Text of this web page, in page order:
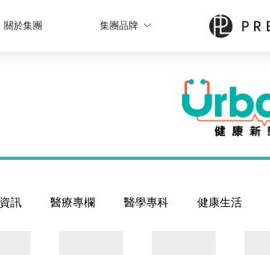
關於集團 集團品牌
訊 醫療專欄 醫學專科 健康生活